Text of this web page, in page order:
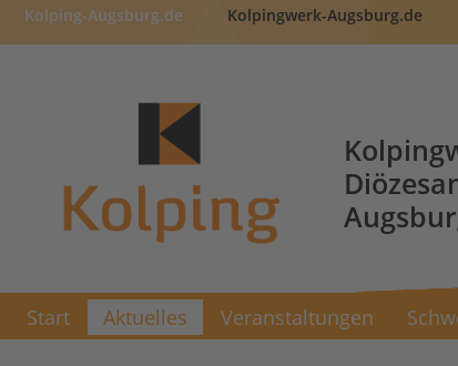
Kolping-Augsburg.de Kolpingwerk-Augsburg.de
Start Aktuelles Veranstaltungen